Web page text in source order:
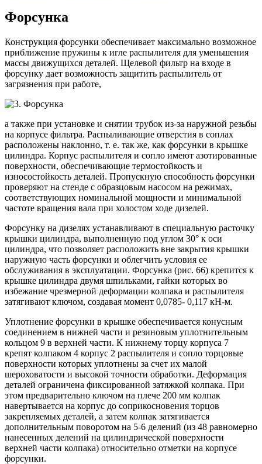
Форсунка
Конструкция форсунки обеспечивает максимально возможное
приближение пружины к игле распылителя для уменьшения
массы движущихся деталей. Щелевой фильтр на входе в
форсунку дает возможность защитить распылитель от
загрязнения при работе,
а также при установке и снятии трубок из-за наружной резьбы
на корпусе фильтра. Распыливающие отверстия в соплах
расположены наклонно, т. е. так же, как форсунки в крышке
цилиндра. Корпус распылителя и сопло имеют азотированные
поверхности, обеспечивающие термостойкость и
износостойкость деталей. Пропускную способность форсунки
проверяют на стенде с образцовым насосом на режимах,
соответствующих номинальной мощности и минимальной
частоте вращения вала при холостом ходе дизелей.
Форсунку на дизелях устанавливают в специальную расточку
крышки цилиндра, выполненную под углом 30° к оси
цилиндра, что позволяет расположить вне закрытия крышки
наружную часть форсунки и облегчить условия ее
обслуживания в эксплуатации. Форсунка (рис. 66) крепится к
крышке цилиндра двумя шпильками, гайки которых во
избежание чрезмерной деформации колпака и распылителя
затягивают ключом, создавая момент 0,0785- 0,117 кН-м.
Уплотнение форсунки в крышке обеспечивается конусным
соединением в нижней части и резиновым уплотнительным
кольцом 9 в верхней части. К нижнему торцу корпуса 7
крепят колпаком 4 корпус 2 распылителя и сопло торцовые
поверхности которых уплотнены за счет их малой
шероховатости и высокой точности обработки. Деформация
деталей ограничена фиксированной затяжкой колпака. При
этом предварительно ключом на плече 200 мм колпак
навертывается на корпус до соприкосновения торцов
закрепляемых деталей, а затем колпак затягивается
дополнительным поворотом на 5-6 делений (из 48 равномерно
нанесенных делений на цилиндрической поверхности
верхней части колпака) относительно отметки на корпусе
форсунки.